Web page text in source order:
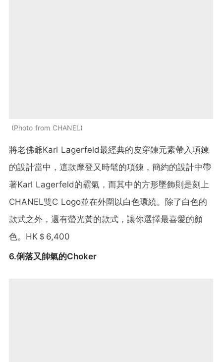
Photo from CHANEL
將老佛爺Karl Lagerfeld最經典的皮穿鍊元素帶入項鍊
的設計當中，這款摩登又時髦的項鍊，簡約的設計中帶
著Karl Lagerfeld的霸氣，而其中的方形墜飾則是刻上
CHANEL雙C Logo並在外圍以白色環繞。除了白色的
款式之外，還有螢光黃的款式，讓你選擇最喜愛的顏
色。HK＄6,400
6.俐落又帥氣的Choker